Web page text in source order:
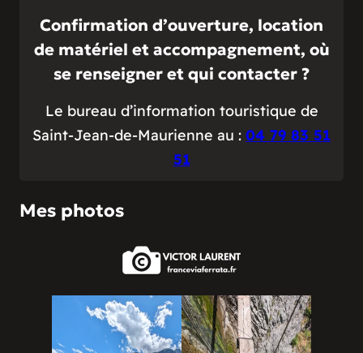
Confirmation d’ouverture, location
de matériel et accompagnement, où
se renseigner et qui contacter ?
Le bureau d’information touristique de
Saint-Jean-de-Maurienne au : 04 79 83 51
51
Mes photos